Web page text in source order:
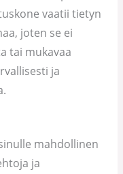
vaatii tietyn
joten se ei
tai mukavaa
ja
mahdollinen
ja